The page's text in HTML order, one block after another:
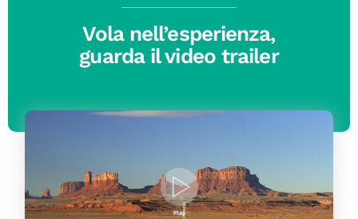
Vola nell’esperienza,
guarda il video trailer